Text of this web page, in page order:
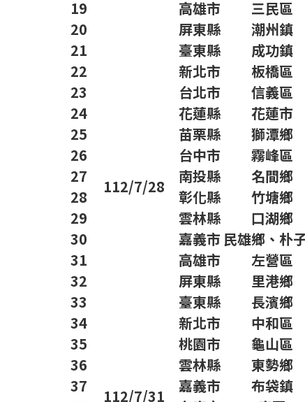
19
高雄市
三民區
20
屏東縣
潮州鎮
21
臺東縣
成功鎮
22
112/7/28
新北市
板橋區
23
台北市
信義區
24
花蓮縣
花蓮市
25
苗栗縣
獅潭鄉
26
台中市
霧峰區
27
南投縣
名間鄉
28
彰化縣
竹塘鄉
29
雲林縣
口湖鄉
30
嘉義市 民雄鄉、朴
31
高雄市
左營區
32
屏東縣
里港鄉
33
臺東縣
長濱鄉
34
112/7/31
新北市
中和區
35
桃園市
龜山區
36
雲林縣
東勢鄉
37
嘉義市
布袋鎮